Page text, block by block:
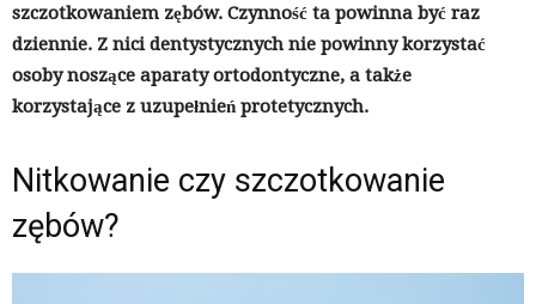
szczotkowaniem zębów. Czynność ta powinna być raz
dziennie. Z nici dentystycznych nie powinny korzystać
osoby noszące aparaty ortodontyczne, a także
korzystające z uzupełnień protetycznych.
Nitkowanie czy szczotkowanie
zębów?